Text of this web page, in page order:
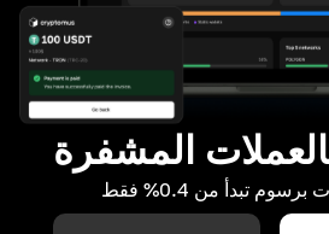
المشفرة
تبدأ من 0.4% فقط